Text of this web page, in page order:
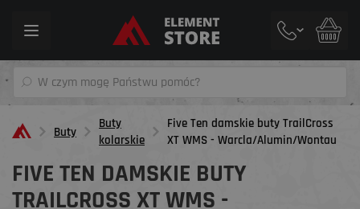
Toggle
Buty
Buty
kolarskie
Five Ten damskie buty TrailCross
XT WMS - Warcla/Alumin/Wontau
FIVE TEN DAMSKIE BUTY
TRAILCROSS XT WMS -